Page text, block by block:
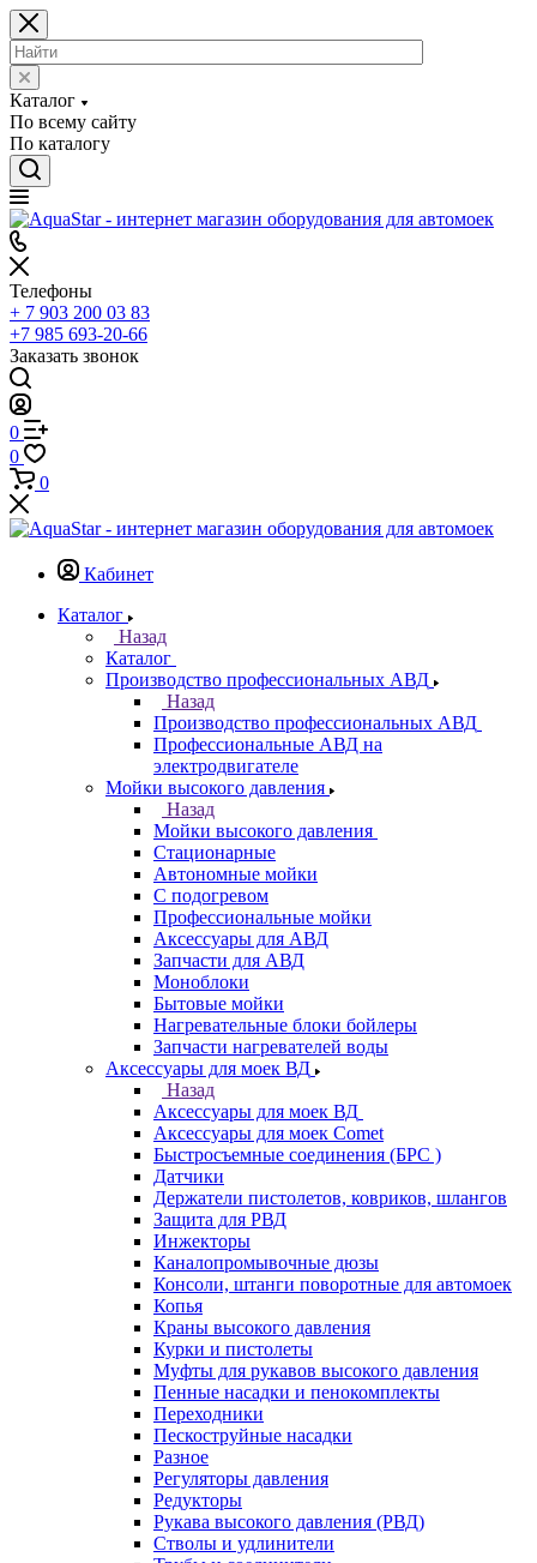
Каталог
По всему сайту
По каталогу
Телефоны
+ 7 903 200 03 83
+7 985 693-20-66
Заказать звонок
0
0
0
Кабинет
Каталог
Назад
Каталог
Производство профессиональных АВД
Назад
Производство профессиональных АВД
Профессиональные АВД на
электродвигателе
Мойки высокого давления
Назад
Мойки высокого давления
Стационарные
Автономные мойки
С подогревом
Профессиональные мойки
Аксессуары для АВД
Запчасти для АВД
Моноблоки
Бытовые мойки
Нагревательные блоки бойлеры
Запчасти нагревателей воды
Аксессуары для моек ВД
Назад
Аксессуары для моек ВД
Аксессуары для моек Comet
Быстросъемные соединения (БРС )
Датчики
Держатели пистолетов, ковриков, шлангов
Защита для РВД
Инжекторы
Каналопромывочные дюзы
Консоли, штанги поворотные для автомоек
Копья
Краны высокого давления
Курки и пистолеты
Муфты для рукавов высокого давления
Пенные насадки и пенокомплекты
Переходники
Пескоструйные насадки
Разное
Регуляторы давления
Редукторы
Рукава высокого давления (РВД)
Стволы и удлинители